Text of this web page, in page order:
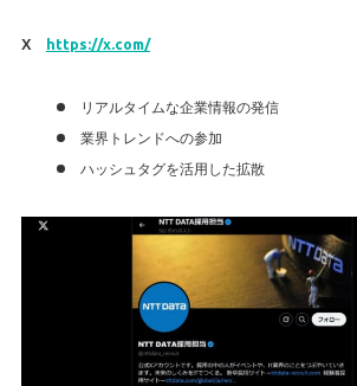
X https://x.com/
リアルタイムな企業情報の発信
業界トレンドへの参加
ハッシュタグを活用した拡散